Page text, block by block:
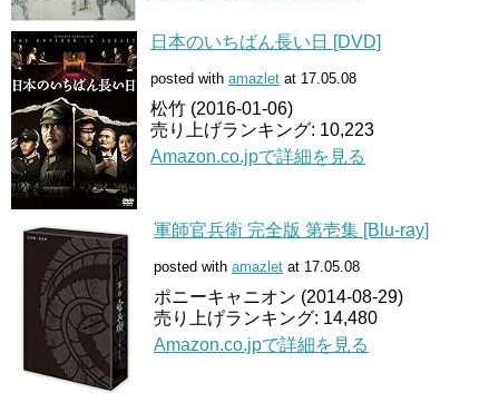
日本のいちばん長い日 [DVD]
posted with amazlet at 17.05.08
松竹 (2016-01-06)
売り上げランキング: 10,223
Amazon.co.jpで詳細を見る
軍師官兵衛 完全版 第壱集 [Blu-ray]
posted with amazlet at 17.05.08
ポニーキャニオン (2014-08-29)
売り上げランキング: 14,480
Amazon.co.jpで詳細を見る